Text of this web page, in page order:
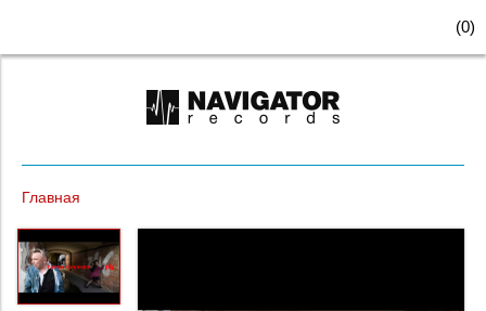
(0)
Главная